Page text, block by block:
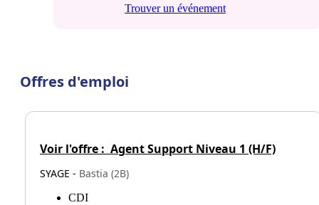
Trouver un événement
Offres d'emploi
Voir l'offre : Agent Support Niveau 1 (H/F)
SYAGE - Bastia (2B)
CDI